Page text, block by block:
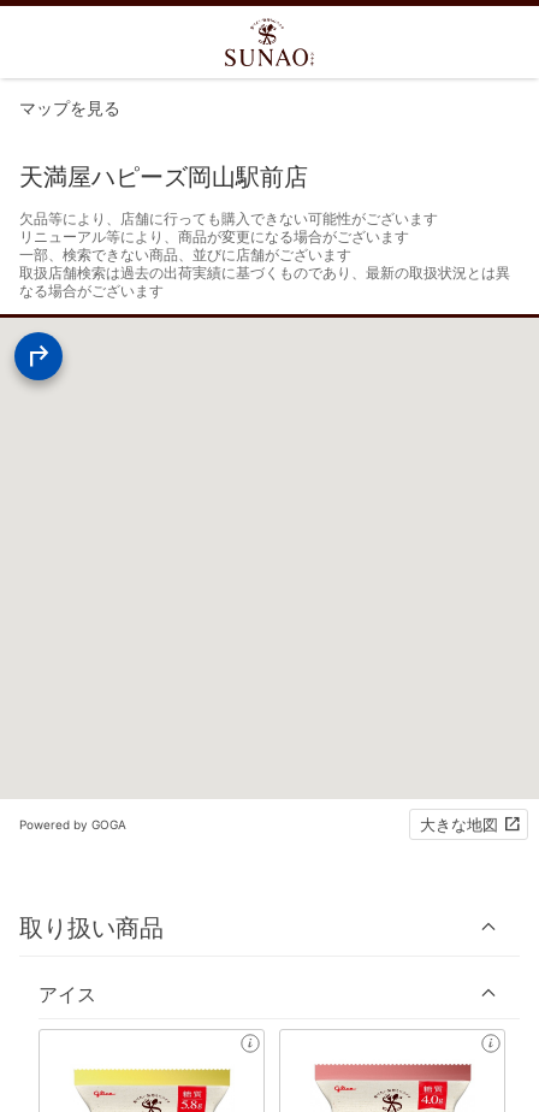
マップを見る
天満屋ハピーズ岡山駅前店
欠品等により、店舗に行っても購入できない可能性がございます
リニューアル等により、商品が変更になる場合がございます
一部、検索できない商品、並びに店舗がございます
取扱店舗検索は過去の出荷実績に基づくものであり、最新の取扱状況とは異
なる場合がございます
Powered by GOGA 大きな地図
取り扱い商品
アイス